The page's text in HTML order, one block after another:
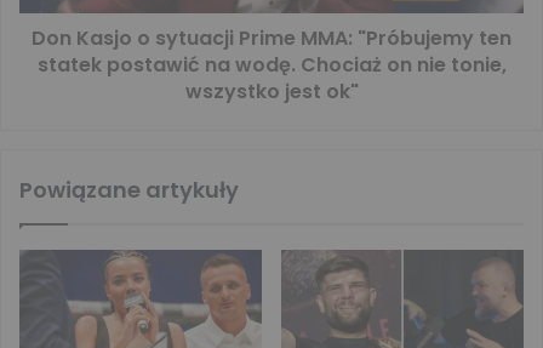
Don Kasjo o sytuacji Prime MMA: "Próbujemy ten
statek postawić na wodę. Chociaż on nie tonie,
wszystko jest ok"
Powiązane artykuły